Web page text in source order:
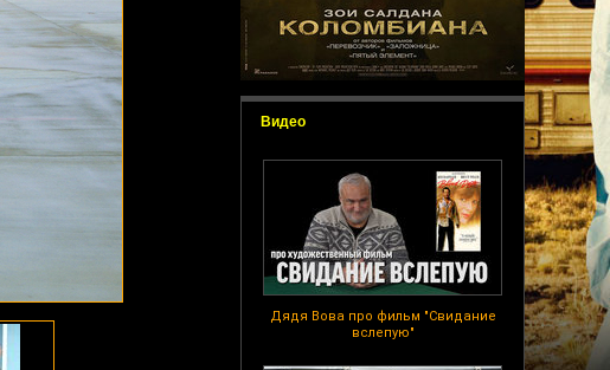
Видео
Дядя Вова про фильм "Свидание
вслепую"